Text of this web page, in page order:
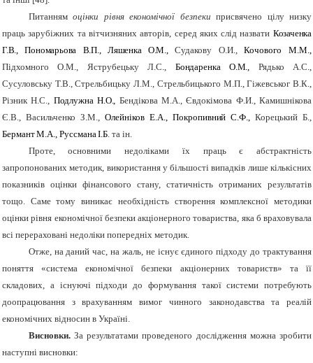
Питаннямоцінки рівня економічної безпеки присвячено цілу низку
праць зарубіжних та вітчизняних авторів, серед яких слід назвати Козаченка
Г.В., Пономарьова В.П., Ляшенка О.М.,Судакову О.И.,Кочового М.М.,
Підхомного О.М., Яструбецьку Л.С., Бондаренка О.М., Рядько А.С.,
Сусуловську Т.В., Стрельбицьку Л.М., Стрельбицького М.П., Гіжевськог В.К.,
Різник Н.С., Подлужна Н.О., Бендікова М.А., Євдокімова Ф.И., Камишнікова
Є.В., Васильченко З.М., Олейніков Е.А.,Покропивний С.Ф., Корецький Б.,
Бермант М.А., Руссмана І.Б.та ін.
Проте, основними недоліками їх праць є абстрактність
запропонованих методик, використання у більшості випадків лише кількісних
показників оцінки фінансового стану, статичність отриманих результатів
тощо. Саме тому виникає необхідність створення комплексної методики
оцінки рівня економічної безпеки акціонерного товариства, яка б враховувала
всі перераховані недоліки попередніх методик.
Отже, на даний час, на жаль, не існує єдиного підходу до трактування
поняття «система економічної безпеки акціонерних товариств» та її
складових, а існуючі підходи до формування такої системи потребують
доопрацювання з врахуванням вимог чинного законодавства та реалій
економічних відносин в Україні.
Висновки. За результатами проведеного дослідження можна зробити
наступні висновки: